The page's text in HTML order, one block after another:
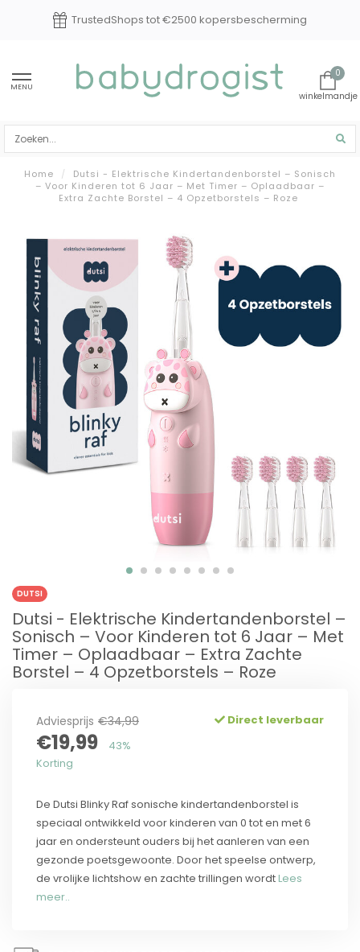
TrustedShops tot €2500 kopersbescherming
MENU
0
Home /
Dutsi - Elektrische Kindertandenborstel – Sonisch
– Voor Kinderen tot 6 Jaar – Met Timer – Oplaadbaar –
Extra Zachte Borstel – 4 Opzetborstels – Roze
DUTSI
Dutsi - Elektrische Kindertandenborstel –
Sonisch – Voor Kinderen tot 6 Jaar – Met
Timer – Oplaadbaar – Extra Zachte
Borstel – 4 Opzetborstels – Roze
Adviesprijs €34,99
€19,99
43%
Korting
Direct leverbaar
De Dutsi Blinky Raf sonische kindertandenborstel is
speciaal ontwikkeld voor kinderen van 0 tot en met 6
jaar en ondersteunt ouders bij het aanleren van een
gezonde poetsgewoonte. Door het speelse ontwerp,
de vrolijke lichtshow en zachte trillingen wordt Lees
meer..